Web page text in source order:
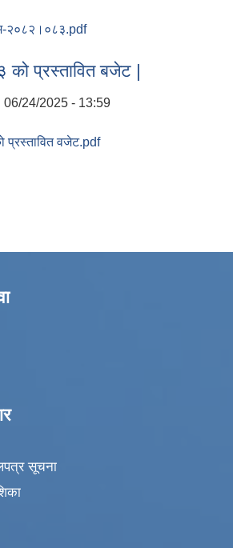
२०८२।०८३.pdf
प्रस्तावित बजेट |
06/24/2025 - 13:59
वजेट.pdf
सूचना